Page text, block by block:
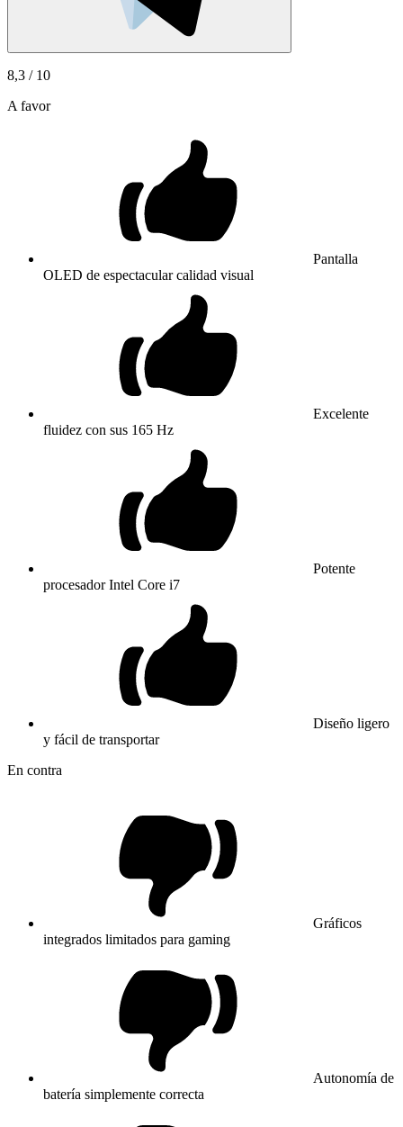
8,3 / 10
A favor
Pantalla
OLED de espectacular calidad visual
Excelente
fluidez con sus 165 Hz
Potente
procesador Intel Core i7
Diseño ligero
y fácil de transportar
En contra
Gráficos
integrados limitados para gaming
Autonomía de
batería simplemente correcta